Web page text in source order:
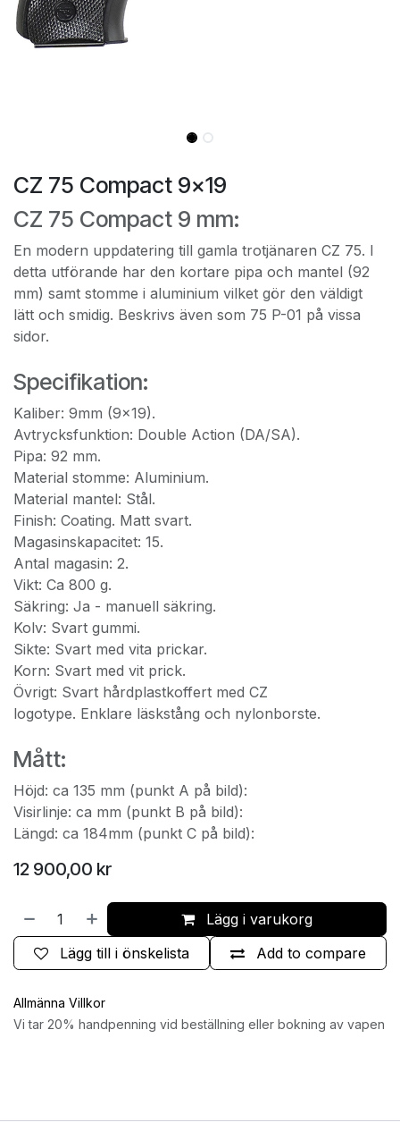
CZ 75 Compact 9x19
CZ 75 Compact 9 mm:
En modern uppdatering till gamla trotjänaren CZ 75. I
detta utförande har den kortare pipa och mantel (92
mm) samt stomme i aluminium vilket gör den väldigt
lätt och smidig. Beskrivs även som 75 P-01 på vissa
sidor.
Specifikation:
Kaliber: 9mm (9x19).
Avtrycksfunktion: Double Action (DA/SA).
Pipa: 92 mm.
Material stomme: Aluminium.
Material mantel: Stål.
Finish: Coating. Matt svart.
Magasinskapacitet: 15.
Antal magasin: 2.
Vikt: Ca 800 g.
Säkring: Ja - manuell säkring.
Kolv: Svart gummi.
Sikte: Svart med vita prickar.
Korn: Svart med vit prick.
Övrigt: Svart hårdplastkoffert med CZ
logotype. Enklare läskstång och nylonborste.
Mått:
Höjd: ca 135 mm (punkt A på bild):
Visirlinje: ca mm (punkt B på bild):
Längd: ca 184mm (punkt C på bild):
12 900,00 kr
Lägg i varukorg
Add to compare
Lägg till i önskelista
Allmänna Villkor
Vi tar 20% handpenning vid beställning eller bokning av vapen